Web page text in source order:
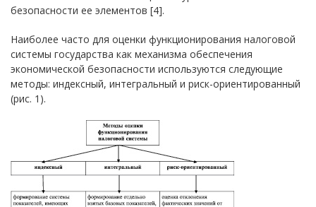
безопасности ее элементов [4].
Наиболее часто для оценки функционирования налоговой
системы государства как механизма обеспечения
экономической безопасности используются следующие
методы: индексный, интегральный и риск-ориентированный
(рис. 1).